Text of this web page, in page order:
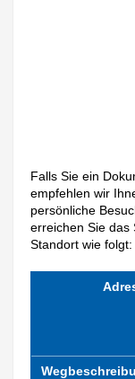
Falls Sie ein
empfehlen wir
persönliche
erreichen Sie das
Standort wie folgt: